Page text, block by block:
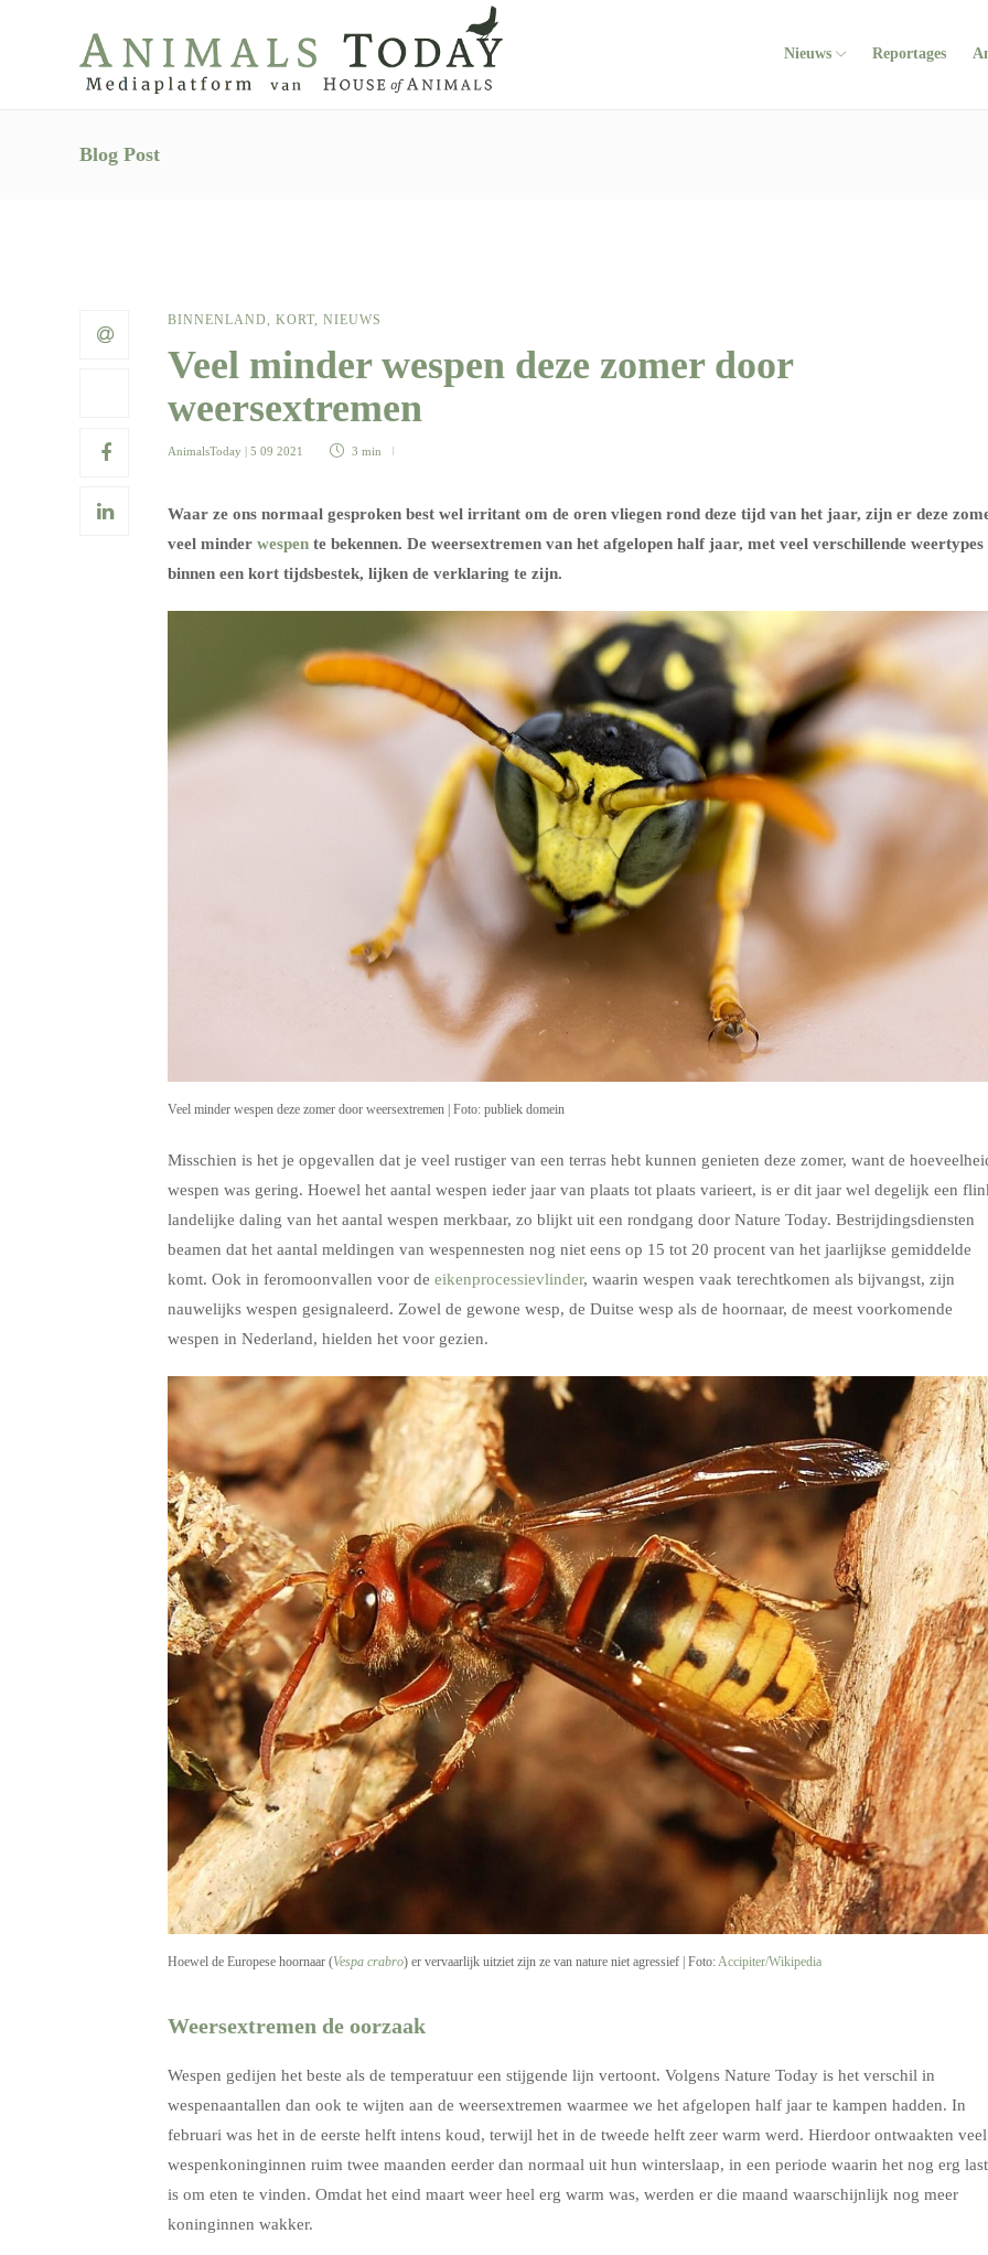
Nieuws Reportages
Blog Post
BINNENLAND, KORT, NIEUWS
Veel minder wespen deze zomer door
weersextremen
AnimalsToday | 5 09 2021 3 min
Waar ze ons normaal gesproken best wel irritant om de oren vliegen rond deze tijd van het jaar, zijn er deze
veel minder wespen te bekennen. De weersextremen van het afgelopen half jaar, met veel verschillende weertypes
binnen een kort tijdsbestek, lijken de verklaring te zijn.
Veel minder wespen deze zomer door weersextremen | Foto: publiek domein
Misschien is het je opgevallen dat je veel rustiger van een terras hebt kunnen genieten deze zomer, want de
wespen was gering. Hoewel het aantal wespen ieder jaar van plaats tot plaats varieert, is er dit jaar wel degelijk een
landelijke daling van het aantal wespen merkbaar, zo blijkt uit een rondgang door Nature Today. Bestrijdingsdiensten
beamen dat het aantal meldingen van wespennesten nog niet eens op 15 tot 20 procent van het jaarlijkse gemiddelde
komt. Ook in feromoonvallen voor de eikenprocessievlinder, waarin wespen vaak terechtkomen als bijvangst, zijn
nauwelijks wespen gesignaleerd. Zowel de gewone wesp, de Duitse wesp als de hoornaar, de meest voorkomende
wespen in Nederland, hielden het voor gezien.
Hoewel de Europese hoornaar (Vespa crabro) er vervaarlijk uitziet zijn ze van nature niet agressief | Foto: Accipiter/Wikipedia
Weersextremen de oorzaak
Wespen gedijen het beste als de temperatuur een stijgende lijn vertoont. Volgens Nature Today is het verschil in
wespenaantallen dan ook te wijten aan de weersextremen waarmee we het afgelopen half jaar te kampen hadden. In
februari was het in de eerste helft intens koud, terwijl het in de tweede helft zeer warm werd. Hierdoor ontwaakten veel
wespenkoninginnen ruim twee maanden eerder dan normaal uit hun winterslaap, in een periode waarin het nog erg
is om eten te vinden. Omdat het eind maart weer heel erg warm was, werden er die maand waarschijnlijk nog meer
koninginnen wakker.